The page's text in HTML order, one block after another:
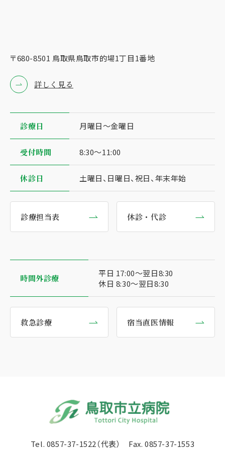
〒680-8501 ⿃取県⿃取市的場1丁⽬1番地
詳しく見る
診療⽇ ⽉曜⽇〜⾦曜⽇
受付時間 8:30〜11:00
休診日 土曜日、日曜日、祝日、年末年始
診療担当表 休診・代診
時間外診療
平日 17:00〜翌日8:30
休日 8:30〜翌日8:30
救急診療 宿当直医情報
Tel. 0857-37-1522（代表） Fax. 0857-37-1553